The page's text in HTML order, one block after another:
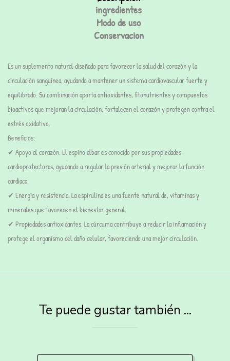
ingredientes
Modo de uso
Conservacion
Es un suplemento natural diseñado para favorecer la salud del corazón y la
circulación sanguínea, ayudando a mantener un sistema cardiovascular fuerte y
equilibrado. Su combinación aporta antioxidantes, fitonutrientes y compuestos
bioactivos que mejoran la circulación, fortalecen el corazón y protegen contra el
estrés oxidativo.
Beneficios:
✔ Apoyo al corazón: El espino albar es conocido por sus propiedades
cardioprotectoras, ayudando a regular la presión arterial y mejorar la función
cardíaca.
✔ Energía y resistencia: La espirulina es una fuente natural de, vitaminas y
minerales que favorecen el bienestar general.
✔ Propiedades antioxidantes: La cúrcuma contribuye a reducir la inflamación y
protege el organismo del daño celular, favoreciendo una mejor circulación.
Te puede gustar también ...